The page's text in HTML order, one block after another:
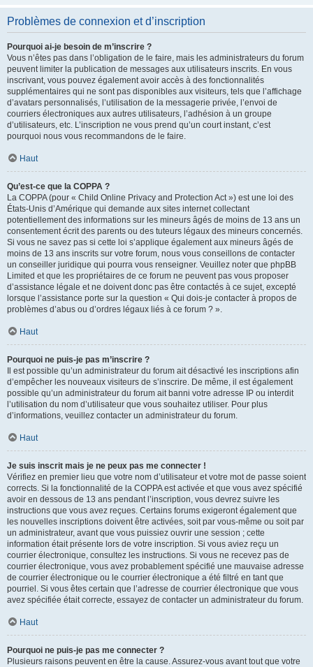
Problèmes de connexion et d’inscription
Pourquoi ai-je besoin de m’inscrire ?
Vous n’êtes pas dans l’obligation de le faire, mais les administrateurs du forum
peuvent limiter la publication de messages aux utilisateurs inscrits. En vous
inscrivant, vous pouvez également avoir accès à des fonctionnalités
supplémentaires qui ne sont pas disponibles aux visiteurs, tels que l’affichage
d’avatars personnalisés, l’utilisation de la messagerie privée, l’envoi de
courriers électroniques aux autres utilisateurs, l’adhésion à un groupe
d’utilisateurs, etc. L’inscription ne vous prend qu’un court instant, c’est
pourquoi nous vous recommandons de le faire.
Haut
Qu’est-ce que la COPPA ?
La COPPA (pour « Child Online Privacy and Protection Act ») est une loi des
États-Unis d’Amérique qui demande aux sites internet collectant
potentiellement des informations sur les mineurs âgés de moins de 13 ans un
consentement écrit des parents ou des tuteurs légaux des mineurs concernés.
Si vous ne savez pas si cette loi s’applique également aux mineurs âgés de
moins de 13 ans inscrits sur votre forum, nous vous conseillons de contacter
un conseiller juridique qui pourra vous renseigner. Veuillez noter que phpBB
Limited et que les propriétaires de ce forum ne peuvent pas vous proposer
d’assistance légale et ne doivent donc pas être contactés à ce sujet, excepté
lorsque l’assistance porte sur la question « Qui dois-je contacter à propos de
problèmes d’abus ou d’ordres légaux liés à ce forum ? ».
Haut
Pourquoi ne puis-je pas m’inscrire ?
Il est possible qu’un administrateur du forum ait désactivé les inscriptions afin
d’empêcher les nouveaux visiteurs de s’inscrire. De même, il est également
possible qu’un administrateur du forum ait banni votre adresse IP ou interdit
l’utilisation du nom d’utilisateur que vous souhaitez utiliser. Pour plus
d’informations, veuillez contacter un administrateur du forum.
Haut
Je suis inscrit mais je ne peux pas me connecter !
Vérifiez en premier lieu que votre nom d’utilisateur et votre mot de passe soient
corrects. Si la fonctionnalité de la COPPA est activée et que vous avez spécifié
avoir en dessous de 13 ans pendant l’inscription, vous devrez suivre les
instructions que vous avez reçues. Certains forums exigeront également que
les nouvelles inscriptions doivent être activées, soit par vous-même ou soit par
un administrateur, avant que vous puissiez ouvrir une session ; cette
information était présente lors de votre inscription. Si vous aviez reçu un
courrier électronique, consultez les instructions. Si vous ne recevez pas de
courrier électronique, vous avez probablement spécifié une mauvaise adresse
de courrier électronique ou le courrier électronique a été filtré en tant que
pourriel. Si vous êtes certain que l’adresse de courrier électronique que vous
avez spécifiée était correcte, essayez de contacter un administrateur du forum.
Haut
Pourquoi ne puis-je pas me connecter ?
Plusieurs raisons peuvent en être la cause. Assurez-vous avant tout que votre